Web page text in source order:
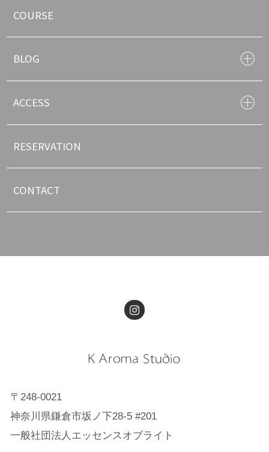
COURSE
BLOG
ACCESS
RESERVATION
CONTACT
〒248-0021
神奈川県鎌倉市坂ノ下28-5 #201
一般社団法人エッセンスオブライト